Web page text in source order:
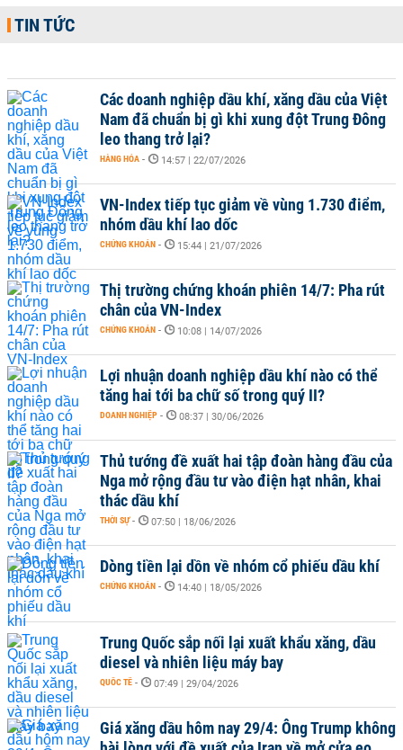
TIN TỨC
Các doanh nghiệp dầu khí, xăng dầu của Việt
Nam đã chuẩn bị gì khi xung đột Trung Đông
leo thang trở lại?
HÀNG HÓA - 14:57 | 22/07/2026
VN-Index tiếp tục giảm về vùng 1.730 điểm,
nhóm dầu khí lao dốc
CHỨNG KHOÁN - 15:44 | 21/07/2026
Thị trường chứng khoán phiên 14/7: Pha rút
chân của VN-Index
CHỨNG KHOÁN - 10:08 | 14/07/2026
Lợi nhuận doanh nghiệp dầu khí nào có thể
tăng hai tới ba chữ số trong quý II?
DOANH NGHIỆP - 08:37 | 30/06/2026
Thủ tướng đề xuất hai tập đoàn hàng đầu của
Nga mở rộng đầu tư vào điện hạt nhân, khai
thác dầu khí
THỜI SỰ - 07:50 | 18/06/2026
Dòng tiền lại dồn về nhóm cổ phiếu dầu khí
CHỨNG KHOÁN - 14:40 | 18/05/2026
Trung Quốc sắp nối lại xuất khẩu xăng, dầu
diesel và nhiên liệu máy bay
QUỐC TẾ - 07:49 | 29/04/2026
Giá xăng dầu hôm nay 29/4: Ông Trump không